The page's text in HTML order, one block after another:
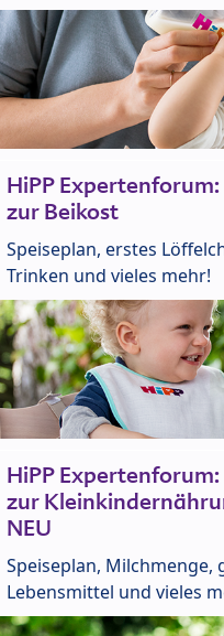
HiPP Expertenforum:
zur Beikost
Speiseplan, erstes
Trinken und vieles mehr!
HiPP Expertenforum:
zur
NEU
Speiseplan, Milchmenge,
Lebensmittel und vieles